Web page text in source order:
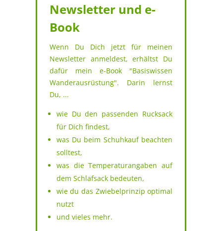
Newsletter und e-
Book
Wenn Du Dich jetzt für meinen
Newsletter anmeldest, erhältst Du
dafür mein e-Book "Basiswissen
Wanderausrüstung". Darin lernst
Du, ...
wie Du den passenden Rucksack
für Dich findest,
was Du beim Schuhkauf beachten
solltest,
was die Temperaturangaben auf
dem Schlafsack bedeuten,
wie du das Zwiebelprinzip optimal
nutzt
und vieles mehr.